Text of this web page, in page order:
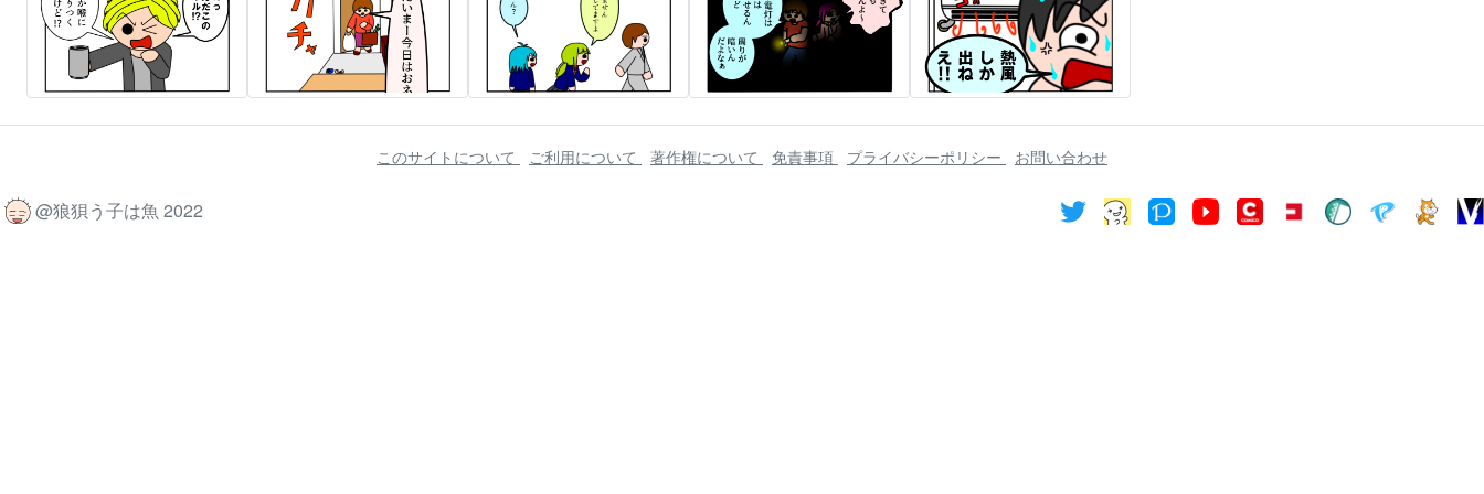
このサイトについて ご利用について 著作権について 免責事項 プライバシーポリシー お問い合わせ
@狼狽う子は魚 2022